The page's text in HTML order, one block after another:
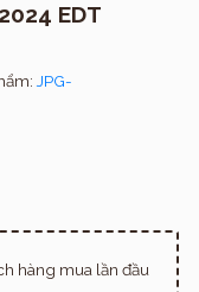
EDT
JPG-
hàng mua lần đầu